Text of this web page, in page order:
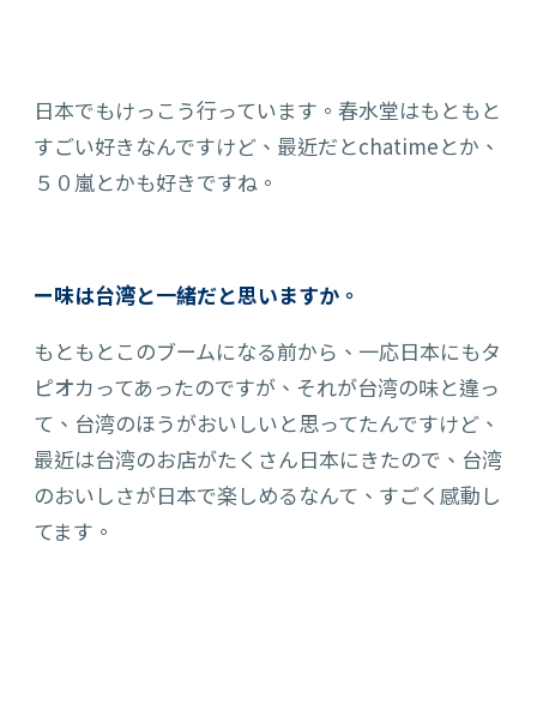
日本でもけっこう行っています。春水堂はもともと
すごい好きなんですけど、最近だとchatimeとか、
５０ 嵐とかも好きですね。
ー味は台湾と一緒だと思いますか。
もともとこのブームになる前から、一応日本にもタ
ピオカってあったのですが 、それが台湾の味と違っ
て、台湾のほうがおいしいと思ってたんですけど、
最近は台湾のお店がたくさん日本にきたので、台湾
のおいしさが日本で楽しめるなんて、 すごく 感動し
てます。